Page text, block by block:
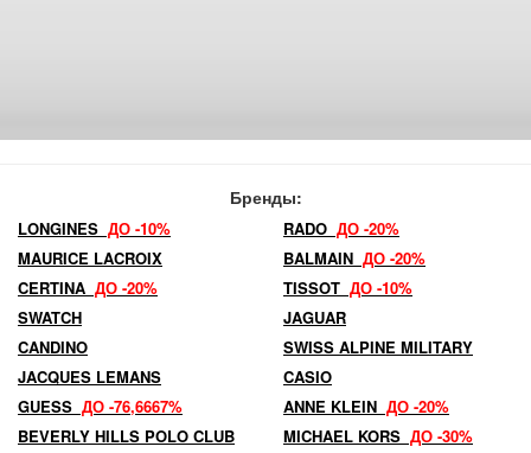
Бренды:
LONGINES ДО -10% RADO ДО -20%
MAURICE LACROIX
BALMAIN ДО -20%
CERTINA ДО -20% TISSOT ДО -10%
SWATCH
JAGUAR
CANDINO
SWISS ALPINE MILITARY
JACQUES LEMANS
CASIO
GUESS ДО -76,6667% ANNE KLEIN ДО -20%
BEVERLY HILLS POLO CLUB
MICHAEL KORS ДО -30%